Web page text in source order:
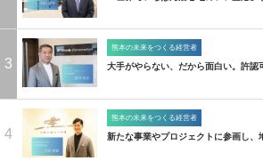
3
熊本の未来をつくる経営者
大手がやらない、だから面白い。許認
4
熊本の未来をつくる経営者
新たな事業やプロジェクトに参画し、